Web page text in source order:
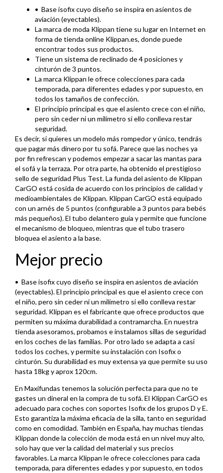
•⁠ ⁠Base isofix cuyo diseño se inspira en asientos de
aviación (eyectables).
La marca de moda Klippan tiene su lugar en Internet en
forma de tienda online Klippan.es, donde puede
encontrar todos sus productos.
Tiene un sistema de reclinado de 4 posiciones y
cinturón de 3 puntos.
La marca Klippan le ofrece colecciones para cada
temporada, para diferentes edades y por supuesto, en
todos los tamaños de confección.
El principio principal es que el asiento crece con el niño,
pero sin ceder ni un milímetro si ello conlleva restar
seguridad.
Es decir, si quieres un modelo más rompedor y único, tendrás
que pagar más dinero por tu sofá. Parece que las noches ya
por fin refrescan y podemos empezar a sacar las mantas para
el sofá y la terraza. Por otra parte, ha obtenido el prestigioso
sello de seguridad Plus Test. La funda del asiento de Klippan
CarGO está cosida de acuerdo con los principios de calidad y
medioambientales de Klippan. Klippan CarGO está equipado
con un arnés de 5 puntos (configurable a 3 puntos para bebés
más pequeños). El tubo delantero guía y permite que funcione
el mecanismo de bloqueo, mientras que el tubo trasero
bloquea el asiento a la base.
Mejor precio
•⁠ ⁠Base isofix cuyo diseño se inspira en asientos de aviación
(eyectables). El principio principal es que el asiento crece con
el niño, pero sin ceder ni un milímetro si ello conlleva restar
seguridad. Klippan es el fabricante que ofrece productos que
permiten su máxima durabilidad a contramarcha. En nuestra
tienda asesoramos, probamos e instalamos sillas de seguridad
en los coches de las familias. Por otro lado se adapta a casi
todos los coches, y permite su instalación con Isofix o
cinturón. Su durabilidad es muy extensa ya que permite su uso
hasta 18kg y aprox 120cm.
En Maxifundas tenemos la solución perfecta para que no te
gastes un dineral en la compra de tu sofá. El Klippan CarGO es
adecuado para coches con soportes Isofix de los grupos D y E.
Esto garantiza la máxima eficacia de la silla, tanto en seguridad
como en comodidad. También en España, hay muchas tiendas
Klippan donde la colección de moda está en un nivel muy alto,
solo hay que ver la calidad del material y sus precios
favorables. La marca Klippan le ofrece colecciones para cada
temporada, para diferentes edades y por supuesto, en todos